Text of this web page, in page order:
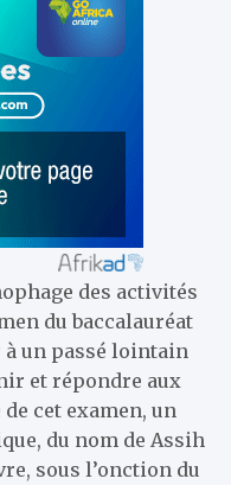
des activités
du baccalauréat
un passé lointain
et répondre aux
cet examen, un
du nom de Assih
sous l’onction du